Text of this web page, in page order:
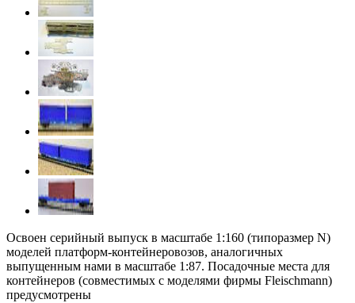
Освоен серийный выпуск в масштабе 1:160 (типоразмер N)
моделей платформ-контейнеровозов, аналогичных
выпущенным нами в масштабе 1:87. Посадочные места для
контейнеров (совместимых с моделями фирмы Fleischmann)
предусмотрены